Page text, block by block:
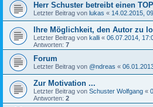
Herr Schuster betreibt einen
Letzter Beitrag von lukas « 14.02.2015,
Ihre Möglichkeit, den Autor zu
Letzter Beitrag von kalli « 06.07.2014,
Antworten: 7
Forum
Letzter Beitrag von @ndreas «
Zur Motivation ...
Letzter Beitrag von Schuster Wolfgang «
Antworten: 2